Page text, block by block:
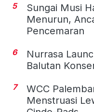
5
Sungai Musi
Menurun,
Pencemaran
6
Nurrasa
Balutan
7
WCC
Menstruasi